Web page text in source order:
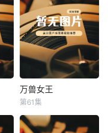
万兽女王
万兽女王
第61集